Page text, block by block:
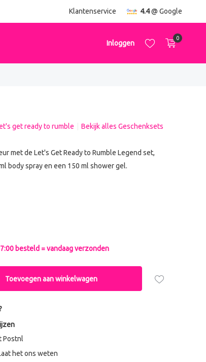
Klantenservice 4.4@ Google
Inloggen
0
get ready to rumble Bekijk alles Geschenksets
met de Let's Get Ready to Rumble Legend set,
body spray en een 150 ml shower gel.
besteld = vandaag verzonden
Toevoegen aan winkelwagen
Postnl
het ons weten